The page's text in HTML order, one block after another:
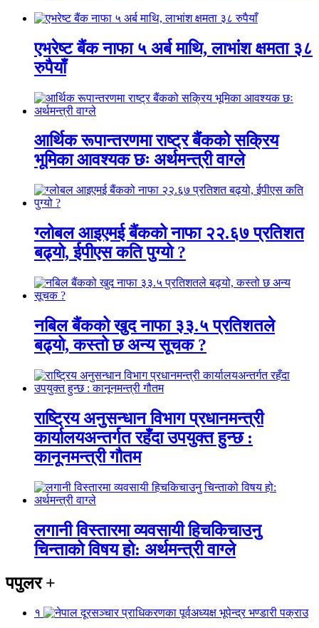
एभरेष्ट बैंक नाफा ५ अर्ब माथि, लाभांश क्षमता ३८
रुपैयाँ
आर्थिक रूपान्तरणमा राष्ट्र बैंकको सक्रिय
भूमिका आवश्यक छः अर्थमन्त्री वाग्ले
ग्लोबल आइएमई बैंकको नाफा २२.६७ प्रतिशत
बढ्यो, ईपीएस कति पुग्यो ?
नबिल बैंकको खुद नाफा ३३.५ प्रतिशतले
बढ्यो, कस्तो छ अन्य सूचक ?
राष्ट्रिय अनुसन्धान विभाग प्रधानमन्त्री
कार्यालयअन्तर्गत रहँदा उपयुक्त हुन्छ :
कानूनमन्त्री गौतम
लगानी विस्तारमा व्यवसायी हिचकिचाउनु
चिन्ताको विषय हो: अर्थमन्त्री वाग्ले
पपुलर+
१